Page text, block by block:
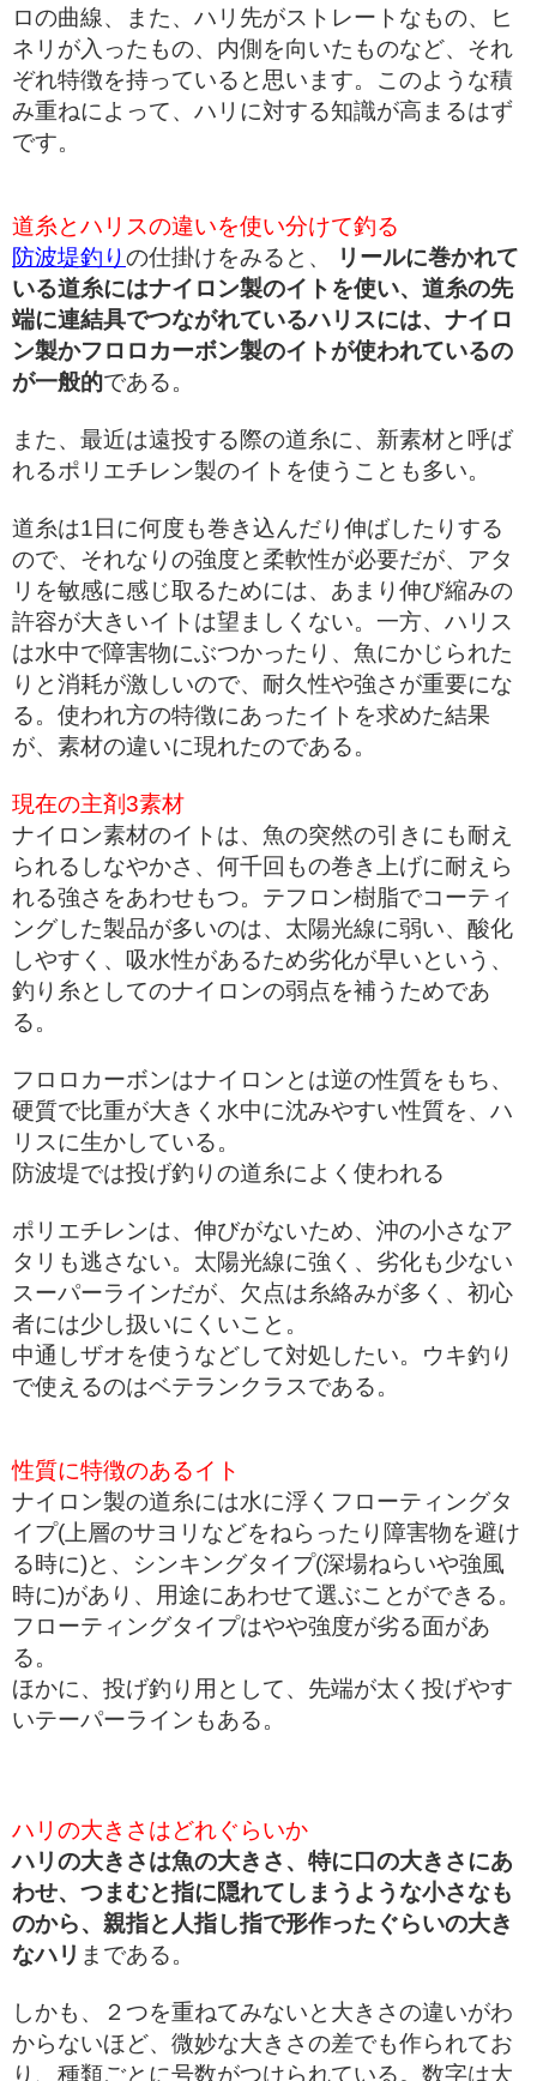
ロの曲線、また、ハリ先がストレートなもの、ヒ
ネリが入ったもの、内側を向いたものなど、それ
ぞれ特徴を持っていると思います。このような積
み重ねによって、ハリに対する知識が高まるはず
です。
道糸とハリスの違いを使い分けて釣る
防波堤釣りの仕掛けをみると、
リールに巻かれて
いる道糸にはナイロン製のイトを使い、道糸の先
端に連結具でつながれているハリスには、ナイロ
ン製かフロロカーボン製のイトが使われているの
が一般的である。
また、最近は遠投する際の道糸に、新素材と呼ば
れるポリエチレン製のイトを使うことも多い。
道糸は1日に何度も巻き込んだり伸ばしたりする
ので、それなりの強度と柔軟性が必要だが、アタ
リを敏感に感じ取るためには、あまり伸び縮みの
許容が大きいイトは望ましくない。一方、ハリス
は水中で障害物にぶつかったり、魚にかじられた
りと消耗が激しいので、耐久性や強さが重要にな
る。使われ方の特徴にあったイトを求めた結果
が、素材の違いに現れたのである。
現在の主剤3素材
ナイロン素材のイトは、魚の突然の引きにも耐え
られるしなやかさ、何千回もの巻き上げに耐えら
れる強さをあわせもつ。テフロン樹脂でコーティ
ングした製品が多いのは、太陽光線に弱い、酸化
しやすく、吸水性があるため劣化が早いという、
釣り糸としてのナイロンの弱点を補うためであ
る。
フロロカーボンはナイロンとは逆の性質をもち、
硬質で比重が大きく水中に沈みやすい性質を、ハ
リスに生かしている。
防波堤では投げ釣りの道糸によく使われる
ポリエチレンは、伸びがないため、沖の小さなア
タリも逃さない。太陽光線に強く、劣化も少ない
スーパーラインだが、欠点は糸絡みが多く、初心
者には少し扱いにくいこと。
中通しザオを使うなどして対処したい。ウキ釣り
で使えるのはベテランクラスである。
性質に特徴のあるイト
ナイロン製の道糸には水に浮くフローティングタ
イプ(上層のサヨリなどをねらったり障害物を避け
る時に)と、シンキングタイプ(深場ねらいや強風
時に)があり、用途にあわせて選ぶことができる。
フローティングタイプはやや強度が劣る面があ
る。
ほかに、投げ釣り用として、先端が太く投げやす
いテーパーラインもある。
ハリの大きさはどれぐらいか
ハリの大きさは魚の大きさ、特に口の大きさにあ
わせ、つまむと指に隠れてしまうような小さなも
のから、親指と人指し指で形作ったぐらいの大き
なハリ まである。
しかも、２つを重ねてみないと大きさの違いがわ
からないほど、微妙な大きさの差でも作られてお
り、種類ごとに号数がつけられている。数字は大